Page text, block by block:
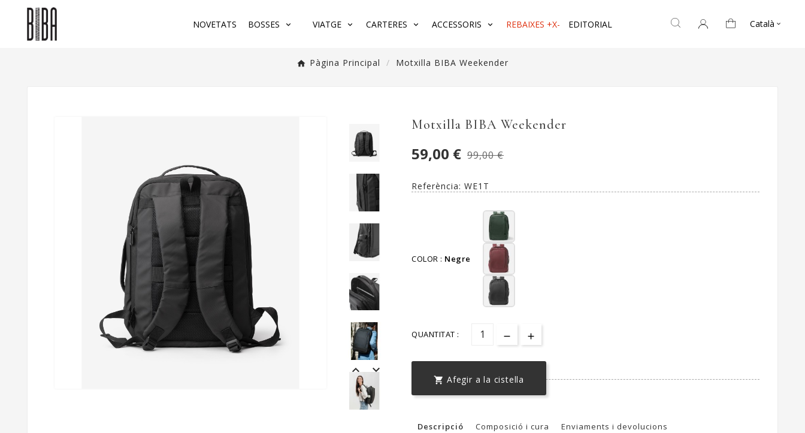
NOVETATS BOSSES VIATGE CARTERES ACCESSORIS REBAIXES +X- EDITORIAL Català 
Pàgina Principal Motxilla BIBA Weekender
 
Motxilla BIBA Weekender
59,00 € 99,00 €
Referència: WE1T
COLOR : Negre
QUANTITAT :
 Afegir a la cistella
Descripció Composició i cura Enviaments i devolucions